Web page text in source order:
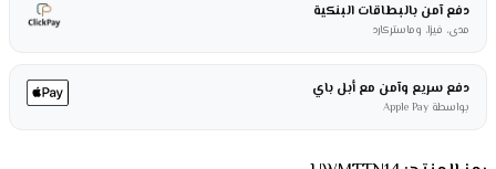
دفع آمن بالبطاقات البنكية
مدى، فيزا، وماستركارد
دفع سريع وآمن مع أبل باي
بواسطة Apple Pay